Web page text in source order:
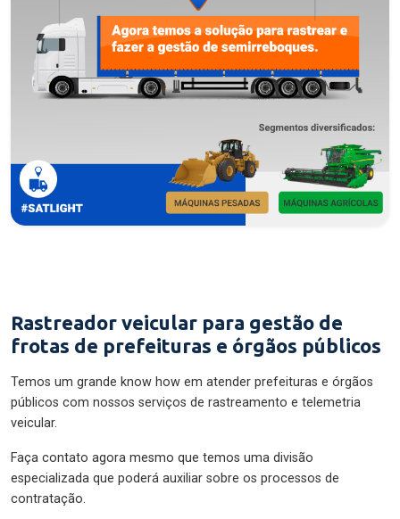
Rastreador veicular para gestão de
frotas de prefeituras e órgãos públicos
Temos um grande know how em atender prefeituras e órgãos
públicos com nossos serviços de rastreamento e telemetria
veicular.
Faça contato agora mesmo que temos uma divisão
especializada que poderá auxiliar sobre os processos de
contratação.